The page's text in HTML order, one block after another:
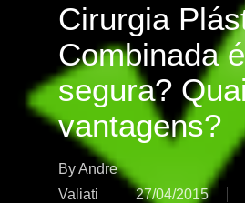
Cirurgia
Combinada é
segura?
vantagens?
ByAndre
Valiati
27/04/2015